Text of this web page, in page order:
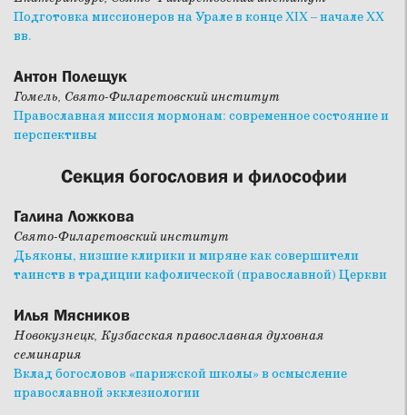
Подготовка миссионеров на Урале в конце XIX – начале XX
вв.
Антон Полещук
Гомель, Свято-Филаретовский институт
Православная миссия мормонам: современное состояние и
перспективы
Секция богословия и философии
Галина Ложкова
Свято-Филаретовский институт
Дьяконы, низшие клирики и миряне как совершители
таинств в традиции кафолической (православной) Церкви
Илья Мясников
Новокузнецк, Кузбасская православная духовная
семинария
Вклад богословов «парижской школы» в осмысление
православной экклезиологии